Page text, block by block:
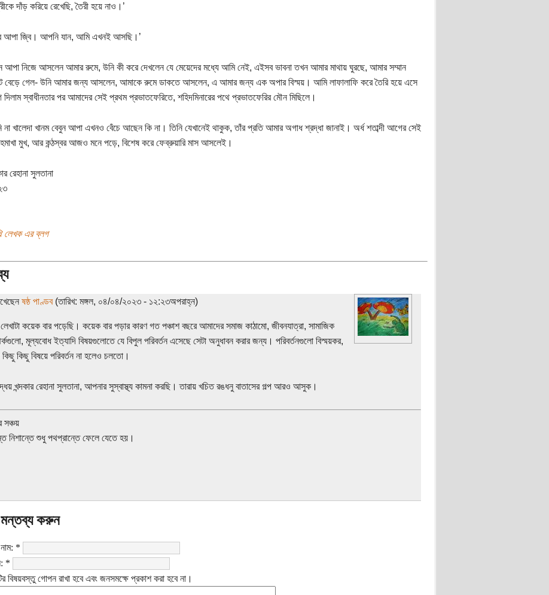
দাঁড় করিয়ে রেখেছি, তৈরী হয়ে নাও।’
আপা জ্বি। আপনি যান, আমি এখনই আসছি।’
আপা নিজে আসলেন আমার রুমে, উনি কী করে দেখলেন যে মেয়েদের মধ্যে আমি নেই, এইসব ভাবনা তখন আমার মাথায় ঘুরছে, আমার সম্মান
বেড়ে গেল- উনি আমার জন্য আসলেন, আমাকে রুমে ডাকতে আসলেন, এ আমার জন্য এক অপার বিস্ময়। আমি লাফালাফি করে তৈরি হয়ে এসে
স্বাধীনতার পর আমাদের সেই প্রথম প্রভাতফেরিতে, শহিদমিনারের পথে প্রভাতফেরির মৌন মিছিলে।
না খালেদা খানম বেবুন আপা এখনও বেঁচে আছেন কি না। তিনি যেখানেই থাকুক, তাঁর প্রতি আমার অগাধ শ্রদ্ধা জানাই। অর্ধ শতাব্দী আগের সেই
মুখ, আর কন্ঠস্বর আজও মনে পড়ে, বিশেষ করে ফেব্রুয়ারি মাস আসলেই।
রেহানা সুলতানা
লেখক এর ব্লগ
ষষ্ঠ পাণ্ডব(তারিখ: মঙ্গল, ০৪/০৪/২০২৩ - ১২:২৩অপরাহ্ন)
কয়েক বার পড়েছি। কয়েক বার পড়ার কারণ গত পঞ্চাশ বছরে আমাদের সমাজ কাঠামো, জীবনযাত্রা, সামাজিক
মূল্যবোধ ইত্যাদি বিষয়গুলোতে যে বিপুল পরিবর্তন এসেছে সেটা অনুধাবন করার জন্য। পরিবর্তনগুলো বিস্ময়কর,
কিছু বিষয়ে পরিবর্তন না হলেও চলতো।
খন্দকার রেহানা সুলতানা, আপনার সুস্বাস্থ্য কামনা করছি। তারায় খচিত রঙধনু বাতাসের গল্প আরও আসুক।
সঞ্চয়
নিশান্তে শুধু পথপ্রান্তে ফেলে যেতে হয়।
করুন
*
*
বিষয়বস্তু গোপন রাখা হবে এবং জনসমক্ষে প্রকাশ করা হবে না।